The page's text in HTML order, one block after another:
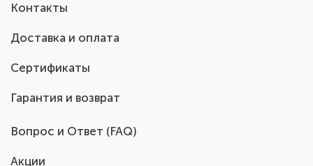
Контакты
Доставка и оплата
Сертификаты
Гарантия и возврат
Вопрос и Ответ (FAQ)
Акции